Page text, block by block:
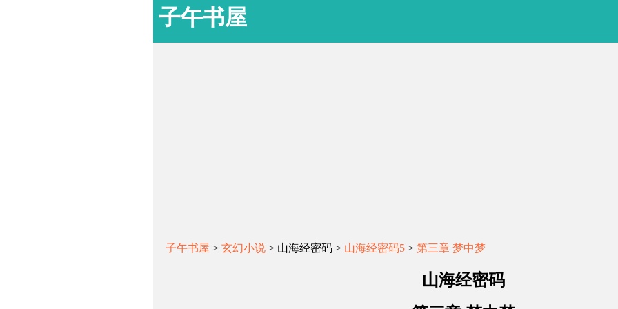
子午书屋
子午书屋 > 玄幻小说 > 山海经密码 > 山海经密码5 > 第三章 梦中梦
山海经密码